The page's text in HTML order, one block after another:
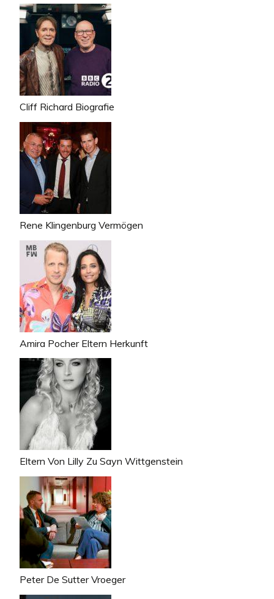
Cliff Richard Biografie
Rene Klingenburg Vermögen
Amira Pocher Eltern Herkunft
Eltern Von Lilly Zu Sayn Wittgenstein
Peter De Sutter Vroeger